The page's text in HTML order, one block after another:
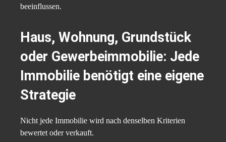
beeinflussen.
Haus, Wohnung, Grundstück
oder Gewerbeimmobilie: Jede
Immobilie benötigt eine eigene
Strategie
Nicht jede Immobilie wird nach denselben Kriterien
bewertet oder verkauft.